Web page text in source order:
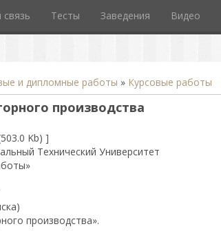
Тесты Заведения Видео
и дипломные работы » Курсовые работы
производства
Kb) ]
Технический Университет
производства».